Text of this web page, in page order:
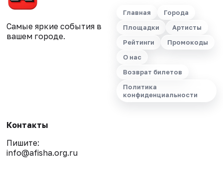
Самые яркие события в
вашем городе.
Главная
Города
Площадки
Артисты
Рейтинги
Промокоды
О нас
Возврат билетов
Политика
конфиденциальности
Контакты
Пишите:
info@afisha.org.ru